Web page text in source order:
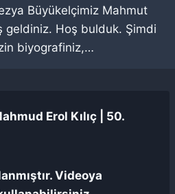
Büyükelçimiz Mahmut
geldiniz. Hoş bulduk. Şimdi
biyografiniz,…
Erol Kılıç | 50.
Videoya